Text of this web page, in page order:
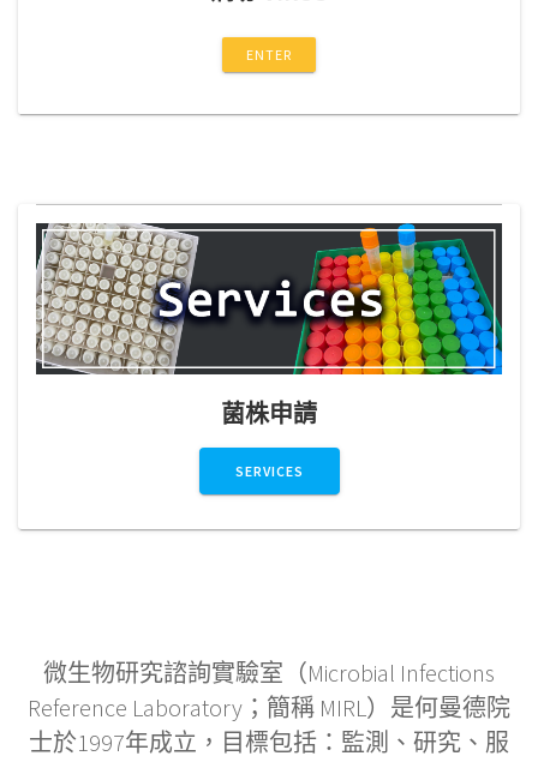
ENTER
菌株申請
SERVICES
微生物研究諮詢實驗室（Microbial Infections
Reference Laboratory；簡稱 MIRL）是何曼德院
士於1997年成立，目標包括：監測、研究、服